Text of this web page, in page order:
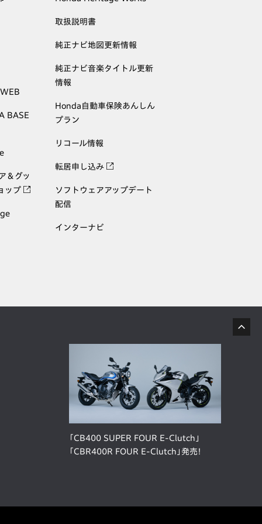
BASE
＆グッ
ップ
取扱説明書
純正ナビ地図更新情報
純正ナビ音楽タイトル更新
情報
Honda自動車保険あんしん
プラン
リコール情報
転居申し込み
ソフトウェアアップデート
配信
インターナビ
「CB400 SUPER FOUR E-Clutch」
「CBR400R FOUR E-Clutch」発売！